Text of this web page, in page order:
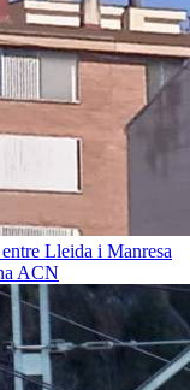
Lleida i Manresa
ACN